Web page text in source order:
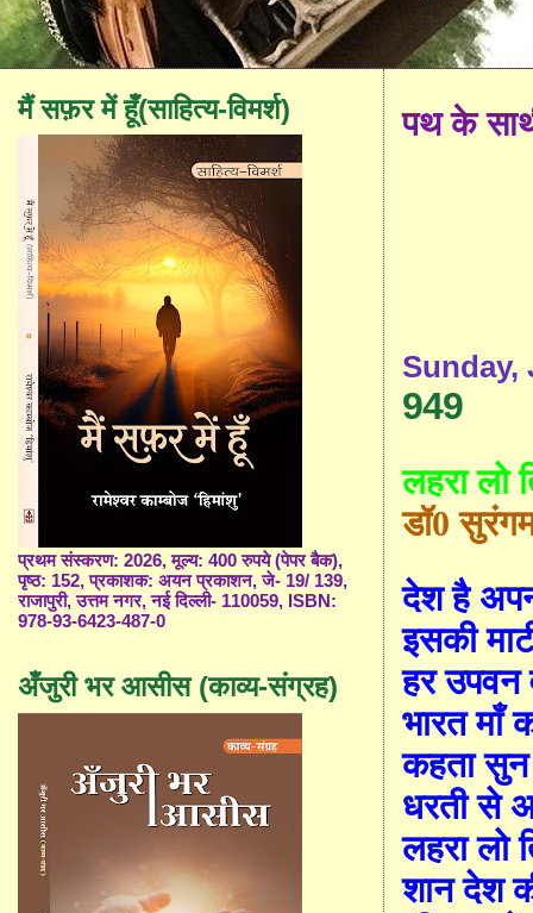
पथ के
Sunday,
949
लहरा लो
डॉ0
देश है
इसकी
हर उपवन
भारत माँ
कहता सुन
धरती से
लहरा लो
शान देश
मैं सफ़र में हूँ(साहित्य-विमर्श)
प्रथम संस्करण: 2026, मूल्य: 400 रुपये (पेपर बैक),
पृष्ठ: 152, प्रकाशक: अयन प्रकाशन, जे- 19/ 139,
राजापुरी, उत्तम नगर, नई दिल्ली- 110059, ISBN:
978-93-6423-487-0
अँजुरी भर आसीस (काव्य-संग्रह)